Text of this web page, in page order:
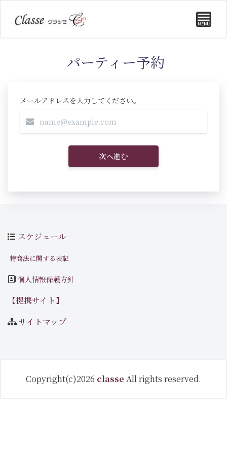
パーティー予約
メールアドレスを入力してください。
次へ進む
スケジュール
特商法に関する表記
個人情報保護方針
【提携サイト】
サイトマップ
Copyright(c)2026 classe All rights reserved.